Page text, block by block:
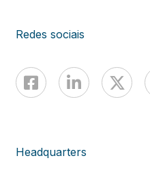
Redes sociais
Headquarters